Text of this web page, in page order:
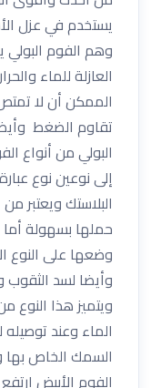
يستخدم في عزل
وهم الفوم البولي
العازلة للماء
الممكن أن لا تمتص
تقاوم الضغط
البولي من أنواع
إلى نوعين نوع
البلاستك ويعتبر
حملها بسهولة أما
وضعها على النوع
وأيضا لسد
ويتميز هذا النوع
الماء وعند
السمك الخاص
الفوم الأبيض